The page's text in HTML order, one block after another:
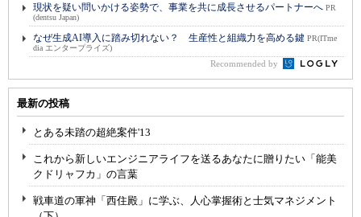
現状を疑い問いかける姿勢で、事業を共に成長させるパートナーへ PR
(dentsu Japan)
なぜ生成AI導入に踏み切れない？ 生産性と組織力を高める鍵 PR(ITme
dia エンタープライズ)
Recommended by
最新の投稿
とある未踏の超絶案件'13
これから新しいエンジニアライフを送るあなたに贈りたい「能美
クドリャフカ」の言葉
戦車道の軍神「西住殿」に学ぶ、人心掌握術と士気マネジメント